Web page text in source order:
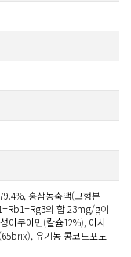
홍삼농축액(고형분
의 합 23mg/g이
아쿠아민(칼슘12%), 아사
유기농 콩코드포도